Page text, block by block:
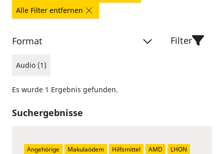
Alle Filter entfernen
Format
Audio (1)
Filter
Es wurde 1 Ergebnis gefunden.
Suchergebnisse
Angehörige Makulaödem Hilfsmittel AMD
LHON